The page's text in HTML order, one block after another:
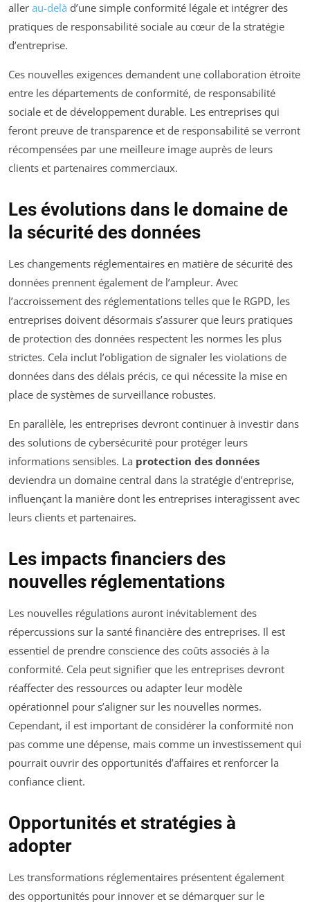
aller au-delà d’une simple conformité légale et intégrer des
pratiques de responsabilité sociale au cœur de la stratégie
d’entreprise.
Ces nouvelles exigences demandent une collaboration étroite
entre les départements de conformité, de responsabilité
sociale et de développement durable. Les entreprises qui
feront preuve de transparence et de responsabilité se verront
récompensées par une meilleure image auprès de leurs
clients et partenaires commerciaux.
Les évolutions dans le domaine de
la sécurité des données
Les changements réglementaires en matière de sécurité des
données prennent également de l’ampleur. Avec
l’accroissement des réglementations telles que le RGPD, les
entreprises doivent désormais s’assurer que leurs pratiques
de protection des données respectent les normes les plus
strictes. Cela inclut l’obligation de signaler les violations de
données dans des délais précis, ce qui nécessite la mise en
place de systèmes de surveillance robustes.
En parallèle, les entreprises devront continuer à investir dans
des solutions de cybersécurité pour protéger leurs
informations sensibles. La protection des données
deviendra un domaine central dans la stratégie d’entreprise,
influençant la manière dont les entreprises interagissent avec
leurs clients et partenaires.
Les impacts financiers des
nouvelles réglementations
Les nouvelles régulations auront inévitablement des
répercussions sur la santé financière des entreprises. Il est
essentiel de prendre conscience des coûts associés à la
conformité. Cela peut signifier que les entreprises devront
réaffecter des ressources ou adapter leur modèle
opérationnel pour s’aligner sur les nouvelles normes.
Cependant, il est important de considérer la conformité non
pas comme une dépense, mais comme un investissement qui
pourrait ouvrir des opportunités d’affaires et renforcer la
confiance client.
Opportunités et stratégies à
adopter
Les transformations réglementaires présentent également
des opportunités pour innover et se démarquer sur le